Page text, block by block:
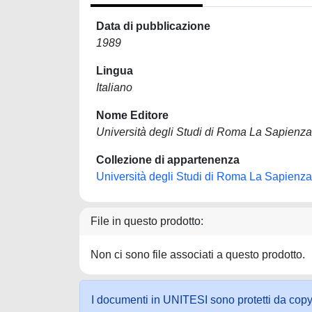
Data di pubblicazione
1989
Lingua
Italiano
Nome Editore
Università degli Studi di Roma La Sapienza
Collezione di appartenenza
Università degli Studi di Roma La Sapienza
File in questo prodotto:
Non ci sono file associati a questo prodotto.
I documenti in UNITESI sono protetti da